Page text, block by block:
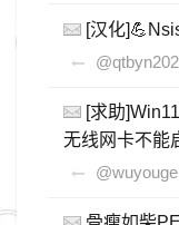
[汉化
[求助
无线网卡不能
@wuyouge